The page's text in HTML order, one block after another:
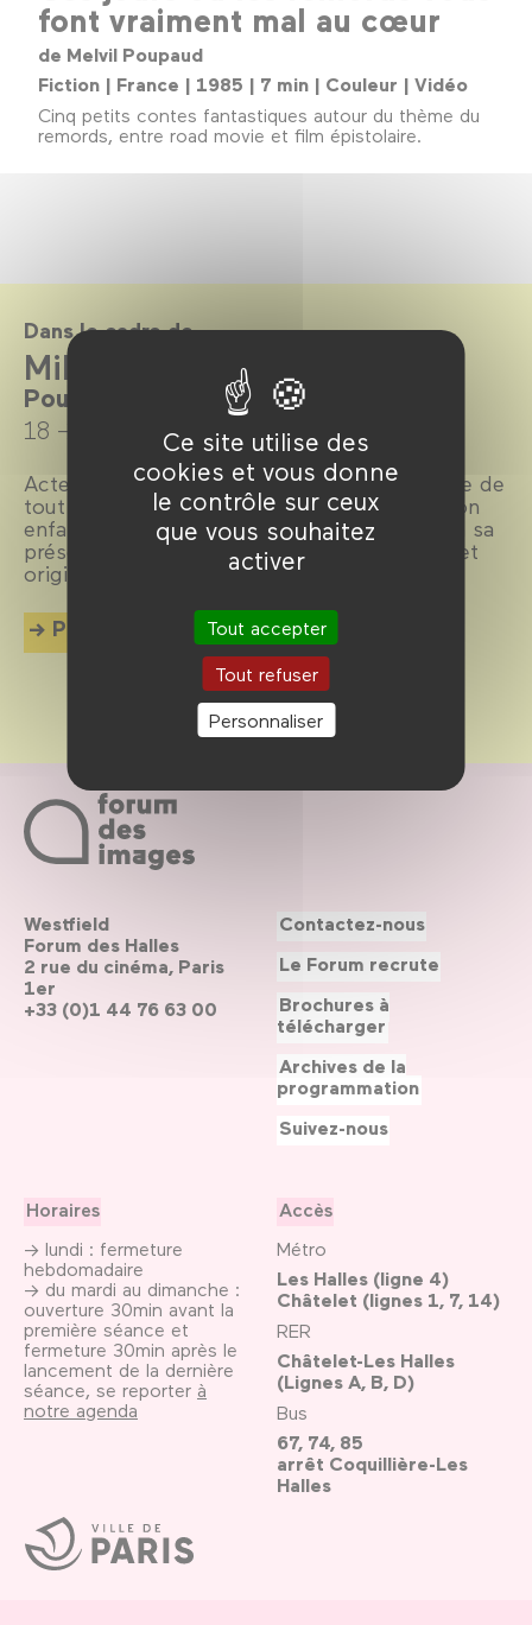
Ce site utilise des
cookies et vous donne
le contrôle sur ceux
que vous souhaitez
activer
Tout accepter
Tout refuser
Personnaliser
font vraiment mal au cœur
de Melvil Poupaud
Fiction | France | 1985 | 7 min | Couleur | Vidéo
Cinq petits contes fantastiques autour du thème du
remords, entre road movie et film épistolaire.
Dans le cadre de
Mille Melvil
Poupaud en 24 films
18 → 26 septembre 2019
Acteur audacieux et discret à la fois, capable de
tout jouer, Melvil Poupaud a baigné toute son
enfance dans l’univers du cinéma. Retour en sa
présence sur une carrière enthousiasmante et
originale.
Plus d'info
Ville
de
Paris
Westfield
Forum des Halles
2 rue du cinéma, Paris
1er
+33 (0)1 44 76 63 00
Horaires
→ lundi : fermeture
hebdomadaire
→ du mardi au dimanche :
ouverture 30min avant la
première séance et
fermeture 30min après le
lancement de la dernière
séance, se reporter à
notre agenda
Accès
Métro
Les Halles (ligne 4)
Châtelet (lignes 1, 7, 14)
RER
Châtelet-Les Halles
(Lignes A, B, D)
Bus
67, 74, 85
arrêt Coquillière-Les
Halles
Contactez-nous
Le Forum recrute
Brochures à
télécharger
Archives de la
programmation
Suivez-nous